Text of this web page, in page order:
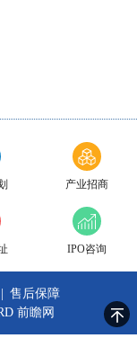
产业招商
IPO咨询
售后保障
前瞻网